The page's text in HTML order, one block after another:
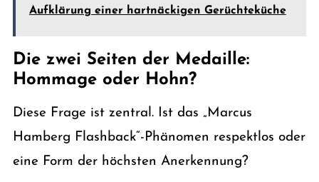
Aufklärung einer hartnäckigen Gerüchteküche
Die zwei Seiten der Medaille:
Hommage oder Hohn?
Diese Frage ist zentral. Ist das „Marcus
Hamberg Flashback“-Phänomen respektlos oder
eine Form der höchsten Anerkennung?